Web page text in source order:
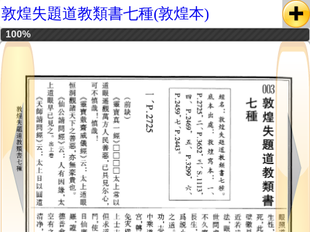
敦煌失題道教類書七種(敦煌本)
100%